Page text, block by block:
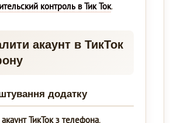
контроль в Тик Ток.
акаунт в ТикТок
додатку
ТикТок з телефона,